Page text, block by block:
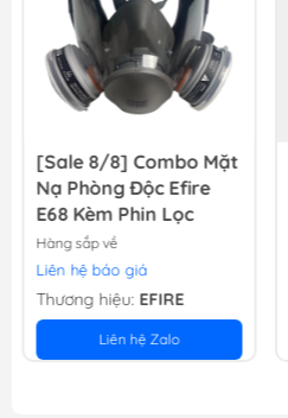
[Sale 8/8] Combo Mặt
Nạ Phòng Độc Efire
E68 Kèm Phin Lọc
Hàng sắp về
Liên hệ báo giá
Thương hiệu: EFIRE
Liên hệ Zalo